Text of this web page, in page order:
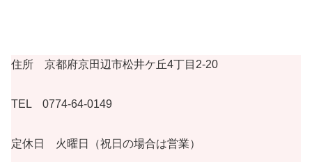
住所 京都府京田辺市松井ケ丘4丁目2-20
TEL 0774-64-0149
定休日 火曜日（祝日の場合は営業）